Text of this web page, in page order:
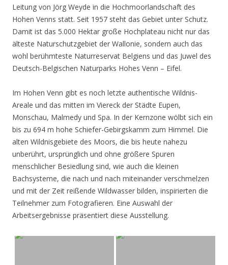
Leitung von Jörg Weyde in die Hochmoorlandschaft des
Hohen Venns statt. Seit 1957 steht das Gebiet unter Schutz.
Damit ist das 5.000 Hektar große Hochplateau nicht nur das
älteste Naturschutzgebiet der Wallonie, sondern auch das
wohl berühmteste Naturreservat Belgiens und das Juwel des
Deutsch-Belgischen Naturparks Hohes Venn – Eifel.
Im Hohen Venn gibt es noch letzte authentische Wildnis-
Areale und das mitten im Viereck der Städte Eupen,
Monschau, Malmedy und Spa. In der Kernzone wölbt sich ein
bis zu 694 m hohe Schiefer-Gebirgskamm zum Himmel. Die
alten Wildnisgebiete des Moors, die bis heute nahezu
unberührt, ursprünglich und ohne größere Spuren
menschlicher Besiedlung sind, wie auch die kleinen
Bachsysteme, die nach und nach miteinander verschmelzen
und mit der Zeit reißende Wildwasser bilden, inspirierten die
Teilnehmer zum Fotografieren. Eine Auswahl der
Arbeitsergebnisse präsentiert diese Ausstellung.